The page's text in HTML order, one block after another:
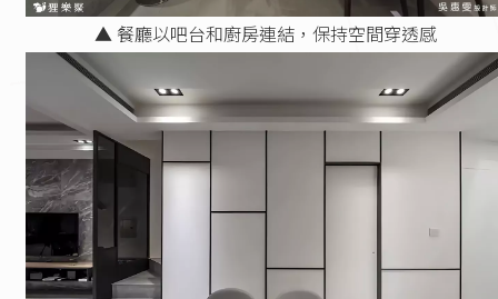
▲ 餐廳以吧台和廚房連結，保持空間穿透感